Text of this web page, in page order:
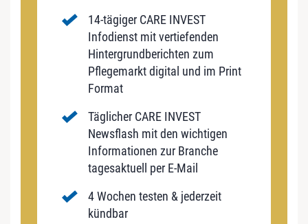
14-tägiger CARE INVEST
Infodienst mit vertiefenden
Hintergrundberichten zum
Pflegemarkt digital und im Print
Format
Täglicher CARE INVEST
Newsflash mit den wichtigen
Informationen zur Branche
tagesaktuell per E-Mail
4 Wochen testen & jederzeit
kündbar